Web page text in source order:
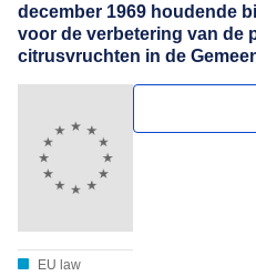
december 1969 houdende
voor de verbetering van de
citrusvruchten in de
EU law